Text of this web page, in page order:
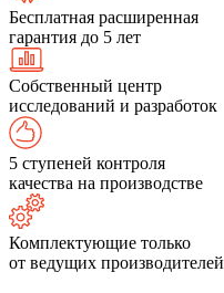
Бесплатная расширенная
гарантия до 5 лет
Собственный центр
исследований и разработок
5 ступеней контроля
качества на производстве
Комплектующие только
от ведущих производителей